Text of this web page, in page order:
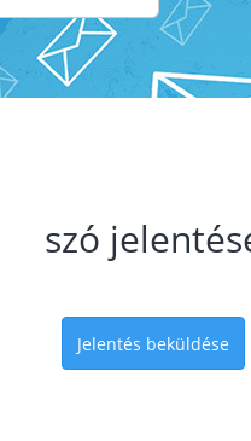
szó
Jelentés beküldése